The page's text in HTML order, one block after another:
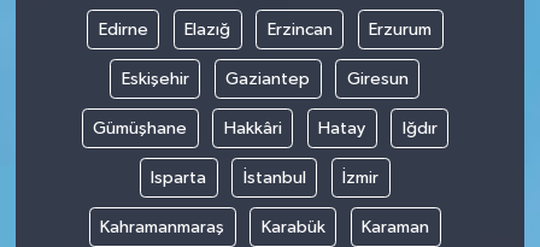
Edirne Elazığ Erzincan Erzurum
Eskişehir Gaziantep Giresun
Gümüşhane Hakkâri Hatay Iğdır
Isparta İstanbul İzmir
Kahramanmaraş Karabük Karaman